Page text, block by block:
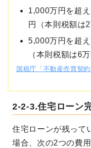
1,000万円を超
円（本則税額は2
5,000万円を超
（本則税額は6万
国税庁「不動産売買契
2-2-3.住宅ローン
住宅ローンが残って
場合、次の2つの費